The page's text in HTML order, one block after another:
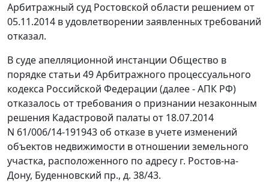
Арбитражный суд Ростовской области решением от
05.11.2014 в удовлетворении заявленных требований
отказал.
В суде апелляционной инстанции Общество в
порядке статьи 49Арбитражного процессуального
кодекса Российской Федерации (далее - АПК РФ)
отказалось от требования о признании незаконным
решения Кадастровой палаты от 18.07.2014
N 61/006/14-191943 об отказе в учете изменений
объектов недвижимости в отношении земельного
участка, расположенного по адресу г. Ростов-на-
Дону, Буденновский пр., д. 38/43.